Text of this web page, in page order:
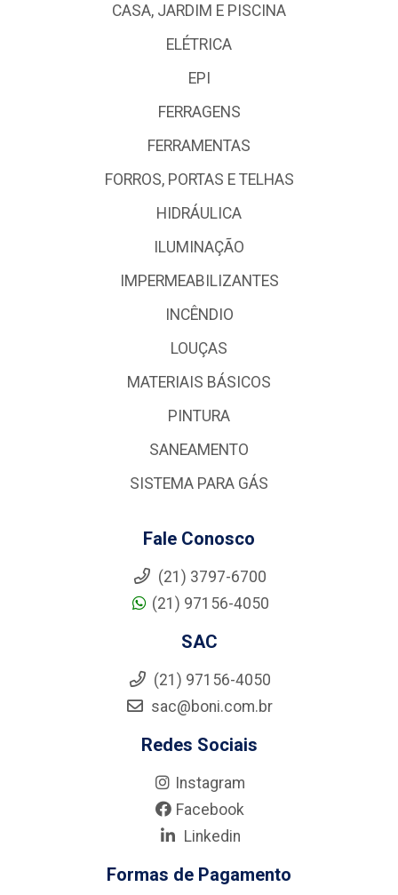
CASA, JARDIM E PISCINA
ELÉTRICA
EPI
FERRAGENS
FERRAMENTAS
FORROS, PORTAS E TELHAS
HIDRÁULICA
ILUMINAÇÃO
IMPERMEABILIZANTES
INCÊNDIO
LOUÇAS
MATERIAIS BÁSICOS
PINTURA
SANEAMENTO
SISTEMA PARA GÁS
Fale Conosco
(21) 3797-6700
(21) 97156-4050
SAC
(21) 97156-4050
sac@boni.com.br
Redes Sociais
Instagram
Facebook
Linkedin
Formas de Pagamento